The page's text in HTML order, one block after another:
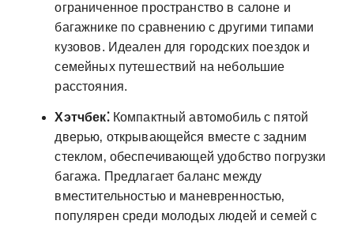
ограниченное пространство в салоне и
багажнике по сравнению с другими типами
кузовов. Идеален для городских поездок и
семейных путешествий на небольшие
расстояния.
Хэтчбек⁚Компактный автомобиль с пятой
дверью‚ открывающейся вместе с задним
стеклом‚ обеспечивающей удобство погрузки
багажа. Предлагает баланс между
вместительностью и маневренностью‚
популярен среди молодых людей и семей с